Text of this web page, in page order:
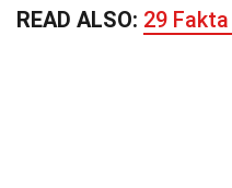
READ ALSO: 29